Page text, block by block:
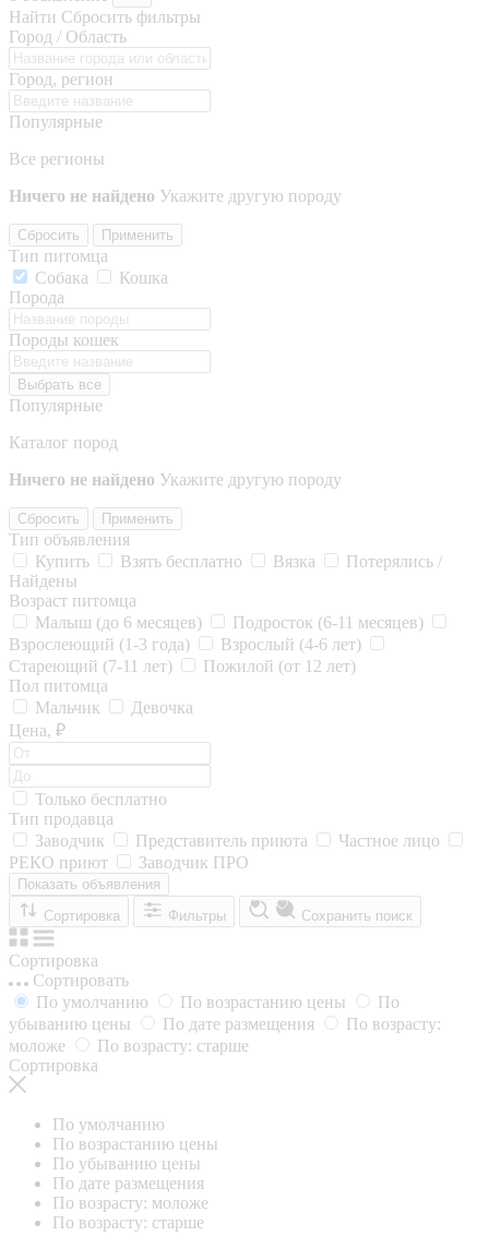
Найти Сбросить фильтры
Город / Область
Город, регион
Популярные
Все регионы
Ничего не найдено Укажите другую породу
Сбросить Применить
Тип питомца
Собака
Кошка
Порода
Породы кошек
Выбрать все
Популярные
Каталог пород
Ничего не найдено Укажите другую породу
Сбросить Применить
Тип объявления
Купить
Взять бесплатно Вязка
Потерялись /
Найдены
Возраст питомца
Малыш (до 6 месяцев)
Подросток (6-11 месяцев)
Взрослеющий (1-3 года)
Взрослый (4-6 лет)
Стареющий (7-11 лет)
Пожилой (от 12 лет)
Пол питомца
Мальчик
Девочка
Цена, ₽
Только бесплатно
Тип продавца
Заводчик
Представитель приюта
Частное лицо
РЕКО приют
Заводчик ПРО
Показать объявления
Сортировка
Фильтры Сохранить поиск
Сортировка
Сортировать
По умолчанию
По возрастанию цены
По
убыванию цены
По дате размещения
По возрасту:
моложе
По возрасту: старше
Сортировка
По умолчанию
По возрастанию цены
По убыванию цены
По дате размещения
По возрасту: моложе
По возрасту: старше